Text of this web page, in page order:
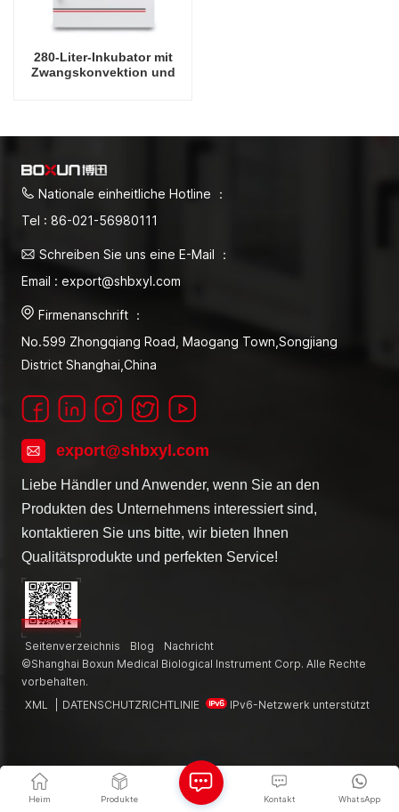
280-Liter-Inkubator mit
Zwangskonvektion und
Nationale einheitliche Hotline ：
Tel : 86-021-56980111
Schreiben Sie uns eine E-Mail ：
Email : export@shbxyl.com
Firmenanschrift ：
No.599 Zhongqiang Road, Maogang Town,Songjiang
District Shanghai,China
export@shbxyl.com
Liebe Händler und Anwender, wenn Sie an den
Produkten des Unternehmens interessiert sind,
kontaktieren Sie uns bitte, wir bieten Ihnen
Qualitätsprodukte und perfekten Service!
Seitenverzeichnis Blog
Nachricht
©Shanghai Boxun Medical Biological Instrument Corp. Alle Rechte
vorbehalten.
XML
DATENSCHUTZRICHTLINIE IPv6-Netzwerk unterstützt
Heim Produkte WhatsApp
Kontakt